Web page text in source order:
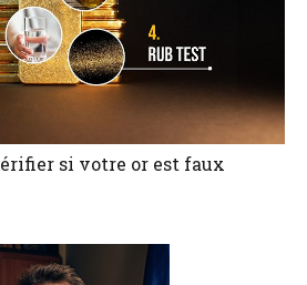
si votre or est faux